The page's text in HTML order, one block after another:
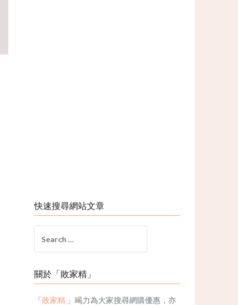
快速搜尋網站文章
for:
關於「敗家精」
「敗家精 」竭力為大家搜尋網購優惠，亦